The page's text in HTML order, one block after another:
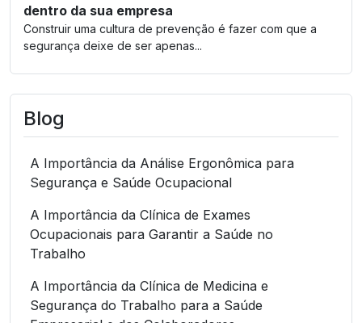
dentro da sua empresa
Construir uma cultura de prevenção é fazer com que a
segurança deixe de ser apenas...
Blog
A Importância da Análise Ergonômica para
Segurança e Saúde Ocupacional
A Importância da Clínica de Exames
Ocupacionais para Garantir a Saúde no
Trabalho
A Importância da Clínica de Medicina e
Segurança do Trabalho para a Saúde